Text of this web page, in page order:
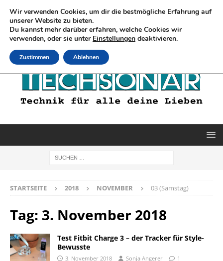
STARTSEITE 2018 NOVEMBER 03 (Samstag)
Tag: 3. November 2018
Test Fitbit Charge 3 – der Tracker für Style-
Bewusste
3. November 2018 Sonja Angerer 1
Wir verwenden Cookies, um dir die bestmögliche Erfahrung auf
unserer Website zu bieten.
Du kannst mehr darüber erfahren, welche Cookies wir
verwenden, oder sie unter Einstellungen deaktivieren.
Zustimmen Ablehnen